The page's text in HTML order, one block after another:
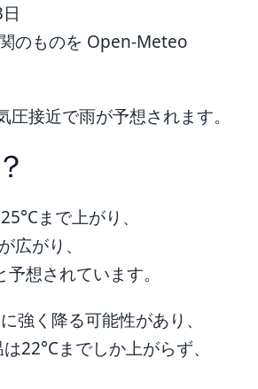
のものを Open-Meteo
接近で雨が予想されます。
まで上がり、
がり、
想されています。
強く降る可能性があり、
22°Cまでしか上がらず、